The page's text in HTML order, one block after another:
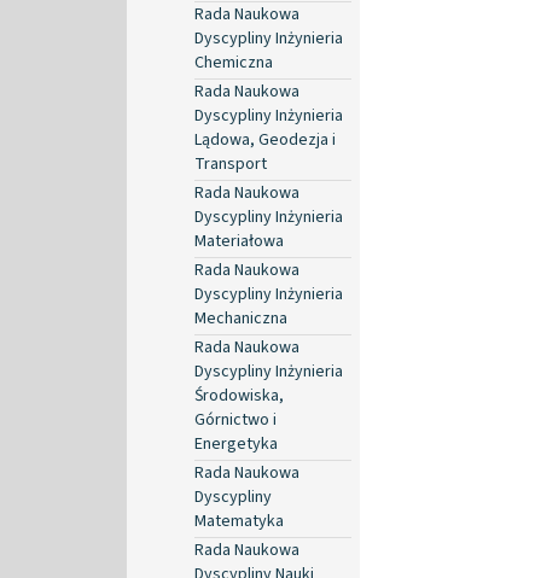
Rada Naukowa
Dyscypliny Inżynieria
Chemiczna
Rada Naukowa
Dyscypliny Inżynieria
Lądowa, Geodezja i
Transport
Rada Naukowa
Dyscypliny Inżynieria
Materiałowa
Rada Naukowa
Dyscypliny Inżynieria
Mechaniczna
Rada Naukowa
Dyscypliny Inżynieria
Środowiska,
Górnictwo i
Energetyka
Rada Naukowa
Dyscypliny
Matematyka
Rada Naukowa